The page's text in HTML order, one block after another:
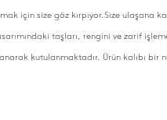
için size göz kırpıyor.Size ulaşana
taşları, rengini ve zarif
kutulanmaktadır. Ürün kalıbı bir